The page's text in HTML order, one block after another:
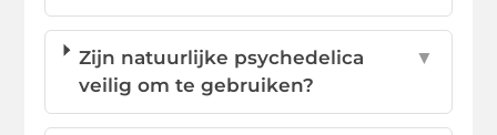
Zijn natuurlijke psychedelica
veilig om te gebruiken?
▼